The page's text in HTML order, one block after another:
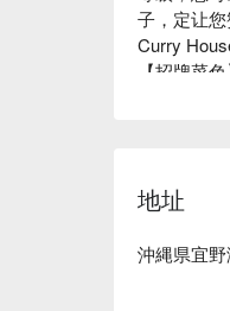
子，定让
Curry
【招牌菜色
【店名理
地址
沖縄県宜